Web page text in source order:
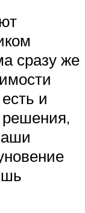
сразу же
и
решения,